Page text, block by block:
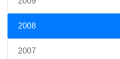
2008
2007